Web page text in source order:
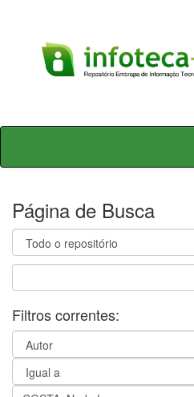
Skip
Página de Busca
Filtros correntes: